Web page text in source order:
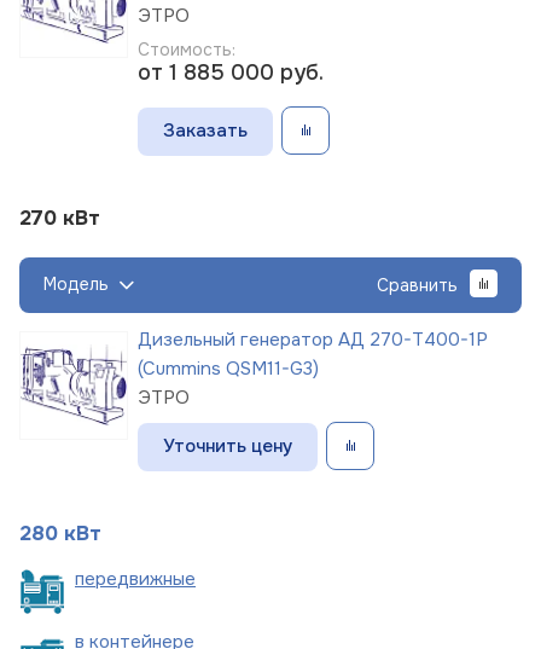
ЭТРО
Стоимость:
от 1 885 000 руб.
Заказать
270 кВт
Модель Сравнить
Дизельный генератор АД 270-Т400-1Р
(Cummins QSM11-G3)
ЭТРО
Уточнить цену
280 кВт
передвижные
в контейнере